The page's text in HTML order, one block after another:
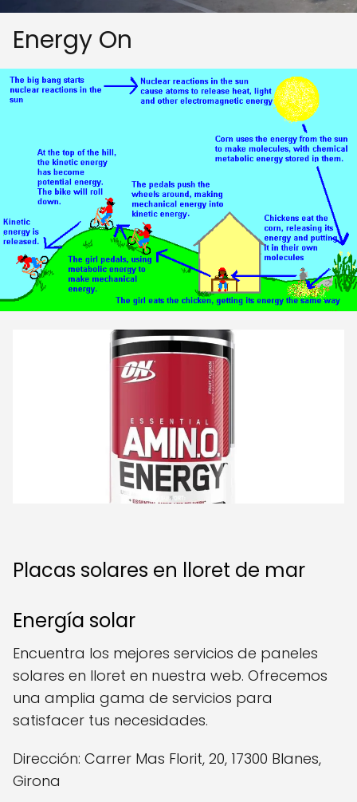
Energy On
Placas solares en lloret de mar
Energía solar
Encuentra los mejores servicios de paneles
solares en lloret en nuestra web. Ofrecemos
una amplia gama de servicios para
satisfacer tus necesidades.
Dirección: Carrer Mas Florit, 20, 17300 Blanes,
Girona